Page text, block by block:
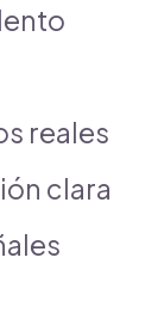
reales
clara